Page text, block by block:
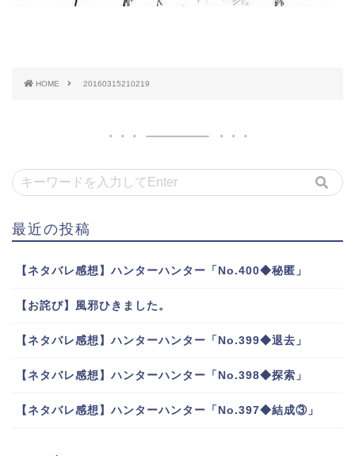
HOME 20160315210219
最近の投稿
【ネタバレ感想】ハンターハンター「No.400◆秘匿」
【お詫び】風邪ひきました。
【ネタバレ感想】ハンターハンター「No.399◆退去」
【ネタバレ感想】ハンターハンター「No.398◆探索」
【ネタバレ感想】ハンターハンター「No.397◆結成③」